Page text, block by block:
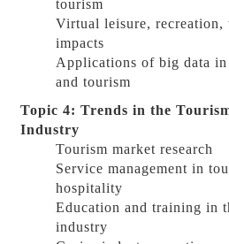
tourism
Virtual leisure,
impacts
Applications of big data
and tourism
Topic 4: Trends in the
Industry
Tourism market research
Service management in
hospitality
Education and training in
industry